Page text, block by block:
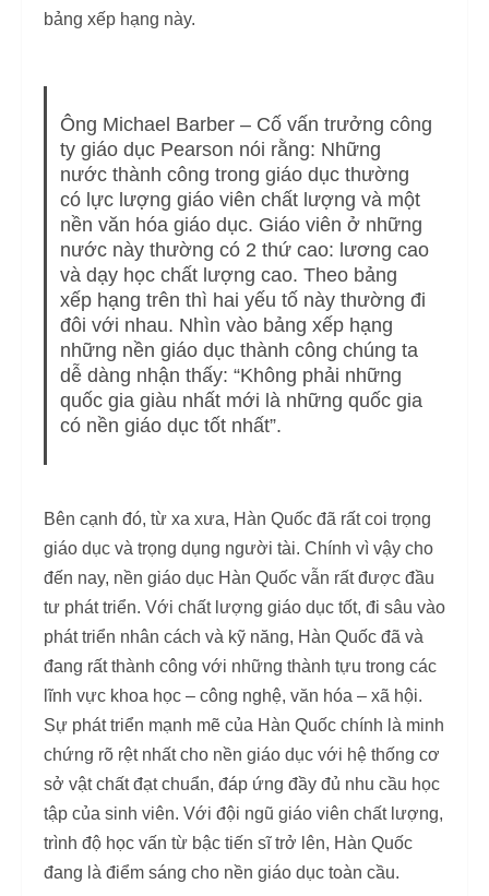
bảng xếp hạng này.
Ông Michael Barber – Cố vấn trưởng công
ty giáo dục Pearson nói rằng: Những
nước thành công trong giáo dục thường
có lực lượng giáo viên chất lượng và một
nền văn hóa giáo dục. Giáo viên ở những
nước này thường có 2 thứ cao: lương cao
và dạy học chất lượng cao. Theo bảng
xếp hạng trên thì hai yếu tố này thường đi
đôi với nhau. Nhìn vào bảng xếp hạng
những nền giáo dục thành công chúng ta
dễ dàng nhận thấy: “Không phải những
quốc gia giàu nhất mới là những quốc gia
có nền giáo dục tốt nhất”.
Bên cạnh đó, từ xa xưa, Hàn Quốc đã rất coi trọng
giáo dục và trọng dụng người tài. Chính vì vậy cho
đến nay, nền giáo dục Hàn Quốc vẫn rất được đầu
tư phát triển. Với chất lượng giáo dục tốt, đi sâu vào
phát triển nhân cách và kỹ năng, Hàn Quốc đã và
đang rất thành công với những thành tựu trong các
lĩnh vực khoa học – công nghệ, văn hóa – xã hội.
Sự phát triển mạnh mẽ của Hàn Quốc chính là minh
chứng rõ rệt nhất cho nền giáo dục với hệ thống cơ
sở vật chất đạt chuẩn, đáp ứng đầy đủ nhu cầu học
tập của sinh viên. Với đội ngũ giáo viên chất lượng,
trình độ học vấn từ bậc tiến sĩ trở lên, Hàn Quốc
đang là điểm sáng cho nền giáo dục toàn cầu.